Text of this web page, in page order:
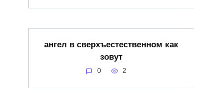
ангел в сверхъестественном как
зовут
0 2